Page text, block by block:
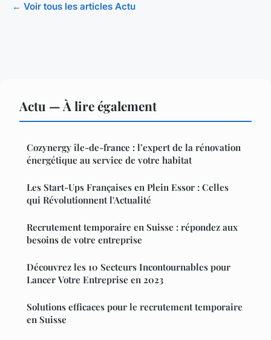
← Voir tous les articles Actu
Actu — À lire également
Cozynergy île-de-france : l’expert de la rénovation
énergétique au service de votre habitat
Les Start-Ups Françaises en Plein Essor : Celles
qui Révolutionnent l'Actualité
Recrutement temporaire en Suisse : répondez aux
besoins de votre entreprise
Découvrez les 10 Secteurs Incontournables pour
Lancer Votre Entreprise en 2023
Solutions efficaces pour le recrutement temporaire
en Suisse